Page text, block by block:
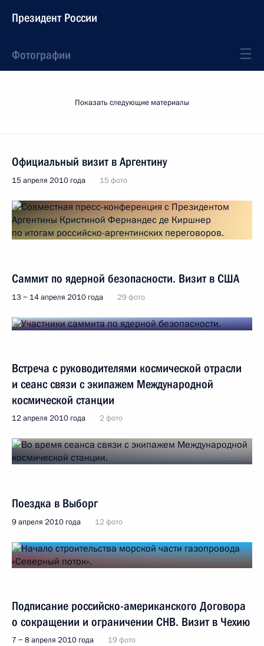
Президент России
Фотографии
Показать следующие материалы
Официальный визит в Аргентину
15 апреля 2010 года 15 фото
Саммит по ядерной безопасности. Визит в США
13 − 14 апреля 2010 года 29 фото
Встреча с руководителями космической отрасли
и сеанс связи с экипажем Международной
космической станции
12 апреля 2010 года 2 фото
Поездка в Выборг
9 апреля 2010 года 12 фото
Подписание российско-американского Договора
о сокращении и ограничении СНВ. Визит в Чехию
7 − 8 апреля 2010 года 19 фото